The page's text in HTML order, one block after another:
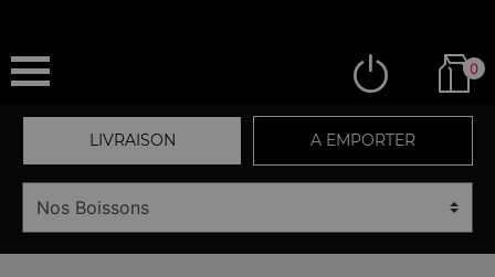
0
LIVRAISON A EMPORTER